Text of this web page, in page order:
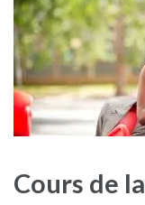
Cours de